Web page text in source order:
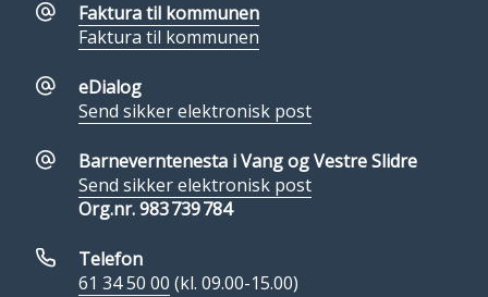
Faktura til kommunen
Faktura til kommunen
eDialog
Send sikker elektronisk post
Barneverntenesta i Vang og Vestre Slidre
Send sikker elektronisk post
Org.nr. 983 739 784
Telefon
61 34 50 00 (kl. 09.00-15.00)